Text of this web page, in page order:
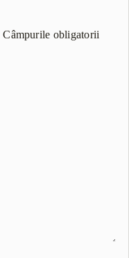
Câmpurile obligatorii